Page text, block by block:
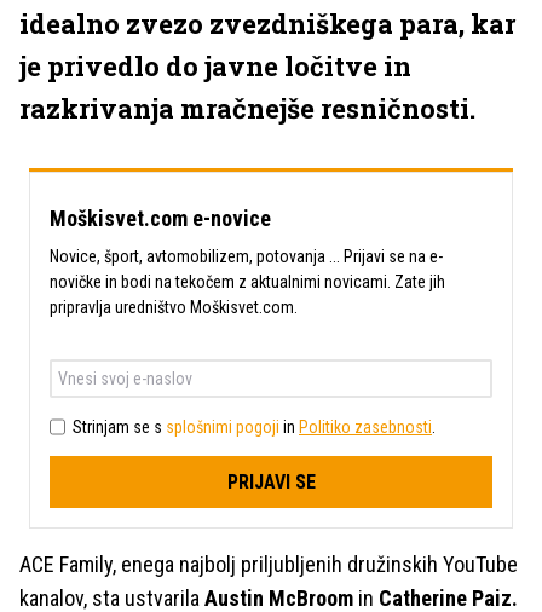
idealno zvezo zvezdniškega para, kar
je privedlo do javne ločitve in
razkrivanja mračnejše resničnosti.
Moškisvet.com e-novice
Novice, šport, avtomobilizem, potovanja ... Prijavi se na e-
novičke in bodi na tekočem z aktualnimi novicami. Zate jih
pripravlja uredništvo Moškisvet.com.
Strinjam se s splošnimi pogoji in Politiko zasebnosti
PRIJAVI SE
ACE Family, enega najbolj priljubljenih družinskih YouTube
kanalov, sta ustvarila Austin McBroom in Catherine Paiz.